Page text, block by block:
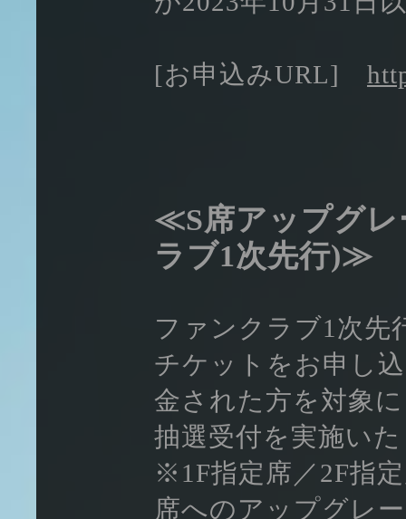
[お申込みURL]
≪S席アップグレ
ラブ1次先行)≫
ファンクラブ1次先
チケットをお申し
金された方を対象
抽選受付を実施い
※1F指定席／2F指
席へのアップグレ